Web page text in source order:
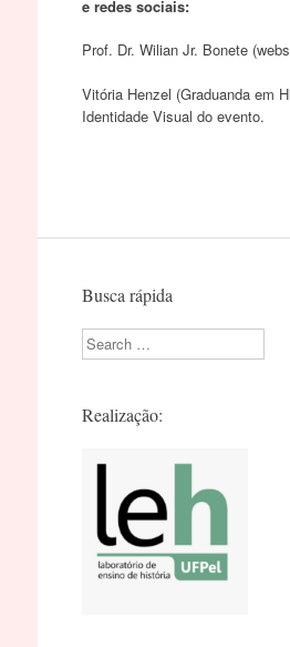
e redes sociais:
Prof. Dr. Wilian Jr. Bonete
Vitória Henzel (Graduanda em
Identidade Visual do evento.
Busca rápida
Search
Realização: